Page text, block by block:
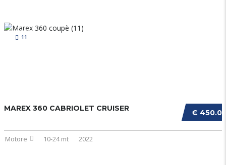
11
€
MAREX 360 CABRIOLET CRUISER
Motore 10-24 mt 2022